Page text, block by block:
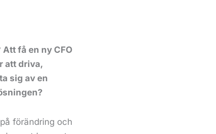
få en ny CFO
att driva,
sig av en
förändring och